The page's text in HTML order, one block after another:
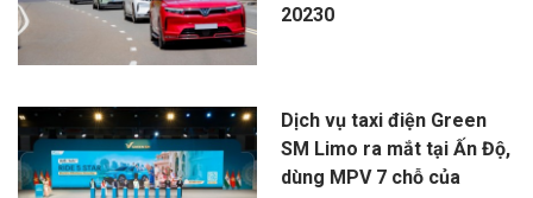
20230
Dịch vụ taxi điện Green
SM Limo ra mắt tại Ấn Độ,
dùng MPV 7 chỗ của